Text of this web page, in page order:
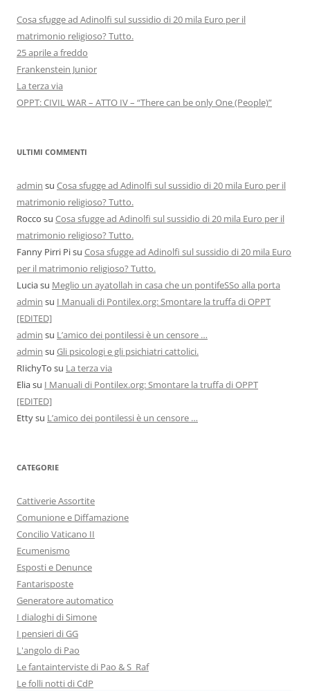
Cosa sfugge ad Adinolfi sul sussidio di 20 mila Euro per il
matrimonio religioso? Tutto.
25 aprile a freddo
Frankenstein Junior
La terza via
OPPT: CIVIL WAR – ATTO IV – “There can be only One (People)”
ULTIMI COMMENTI
admin su Cosa sfugge ad Adinolfi sul sussidio di 20 mila Euro per il
matrimonio religioso? Tutto.
Rocco su Cosa sfugge ad Adinolfi sul sussidio di 20 mila Euro per il
matrimonio religioso? Tutto.
Fanny Pirri Pisu Cosa sfugge ad Adinolfi sul sussidio di 20 mila Euro
per il matrimonio religioso? Tutto.
Luciasu Meglio un ayatollah in casa che un pontifeSSo alla porta
admin su I Manuali di Pontilex.org: Smontare la truffa di OPPT
[EDITED]
admin su L’amico dei pontilessi è un censore …
admin su Gli psicologi e gli psichiatri cattolici.
RIichyTo su La terza via
Eliasu I Manuali di Pontilex.org: Smontare la truffa di OPPT
[EDITED]
Ettysu L’amico dei pontilessi è un censore …
CATEGORIE
Cattiverie Assortite
Comunione e Diffamazione
Concilio Vaticano II
Ecumenismo
Esposti e Denunce
Fantarisposte
Generatore automatico
I dialoghi di Simone
I pensieri di GG
L'angolo di Pao
Le fantainterviste di Pao & S_Raf
Le folli notti di CdP